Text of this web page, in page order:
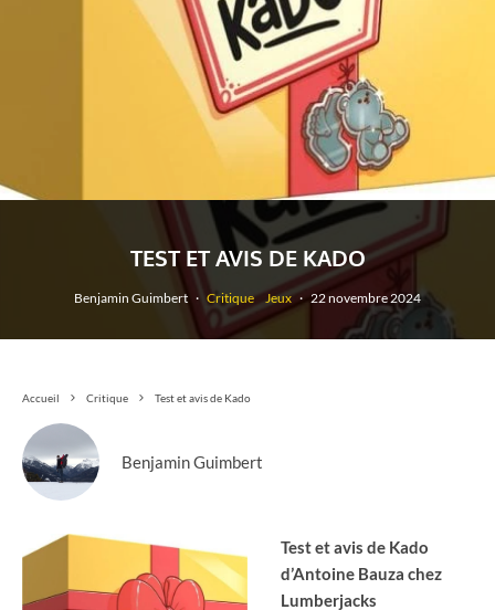
TEST ET AVIS DE KADO
Benjamin Guimbert · Critique Jeux · 22 novembre 2024
Accueil Critique Test et avis de Kado
Benjamin Guimbert
Test et avis de Kado
d’Antoine Bauza chez
Lumberjacks